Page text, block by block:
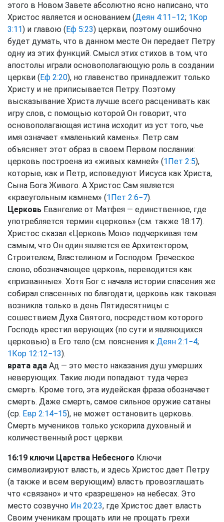
этого в Новом Завете абсолютно ясно написано, что
Христос является и основанием (Деян 4:11−12; 1Кор
3:11) и главою (Еф 5:23) церкви, поэтому ошибочно
будет думать, что в данном месте Он передает Петру
одну из этих функций. Смысл этих стихов в том, что
апостолы играли основополагающую роль в создании
церкви (Еф 2:20), но главенство принадлежит только
Христу и не приписывается Петру. Поэтому
высказывание Христа лучше всего расценивать как
игру слов, с помощью которой Он говорит, что
основополагающая истина исходит из уст того, чье
имя означает «маленький камень». Петр сам
объясняет этот образ в своем Первом послании:
церковь построена из «живых камней» (1Пет 2:5),
которые, как и Петр, исповедуют Иисуса как Христа,
Сына Бога Живого. А Христос Сам является
«краеугольным камнем» (1Пет 2:6−7).
Церковь Евангелие от Матфея — единственное, где
употребляется термин «церковь» (см. также 18:17).
Христос сказал «Церковь Мою» подчеркивая тем
самым, что Он один является ее Архитектором,
Строителем, Властелином и Господом. Греческое
слово, обозначающее церковь, переводится как
«призванные». Хотя Бог с начала истории спасения же
собирал спасенных по благодати, церковь как таковая
возникла только в день Пятидесятницы с
сошествием Духа Святого, посредством которого
Господь крестил верующих (по сути и являющихся
церковью) в Его тело (см. пояснения к Деян 2:1−4;
1Кор 12:12−13).
врата ада Ад — это место наказания душ умерших
неверующих. Такие люди попадают туда через
смерть. Кроме того, эта иудейская фраза обозначает
смерть. Даже смерть, самое сильное оружие сатаны
(ср. Евр 2:14−15), не может остановить церковь.
Смерть мучеников только ускорила духовный и
количественный рост церкви.
16:19 ключи Царства Небесного Ключи
символизируют власть, и здесь Христос дает Петру
(а также и всем верующим) власть провозглашать
что «связано» и что «разрешено» на небесах. Это
место созвучно Ин 20:23, где Христос дает власть
Своим ученикам прощать или не прощать грехи